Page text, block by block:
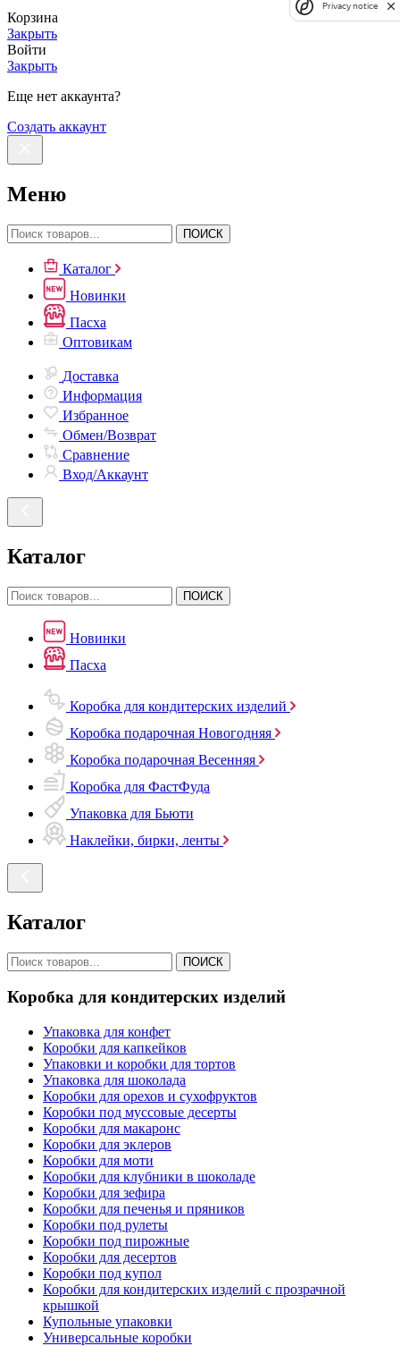
Корзина
Закрыть
Войти
Закрыть
Еще нет аккаунта?
Создать аккаунт
Меню
ПОИСК
Каталог
Новинки
Пасха
Оптовикам
Доставка
Информация
Избранное
Обмен/Возврат
Сравнение
Вход/Аккаунт
Каталог
ПОИСК
Новинки
Пасха
Коробка для кондитерских изделий
Коробка подарочная Новогодняя
Коробка подарочная Весенняя
Коробка для ФастФуда
Упаковка для Бьюти
Наклейки, бирки, ленты
Каталог
ПОИСК
Коробка для кондитерских изделий
Упаковка для конфет
Коробки для капкейков
Упаковки и коробки для тортов
Упаковка для шоколада
Коробки для орехов и сухофруктов
Коробки под муссовые десерты
Коробки для макаронс
Коробки для эклеров
Коробки для моти
Коробки для клубники в шоколаде
Коробки для зефира
Коробки для печенья и пряников
Коробки под рулеты
Коробки под пирожные
Коробки для десертов
Коробки под купол
Коробки для кондитерских изделий с прозрачной
крышкой
Купольные упаковки
Универсальные коробки
Privacy notice